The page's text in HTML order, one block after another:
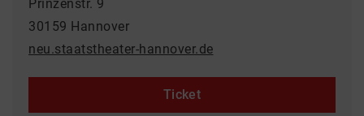
Prinzenstr. 9
30159 Hannover
neu.staatstheater-hannover.de
Ticket